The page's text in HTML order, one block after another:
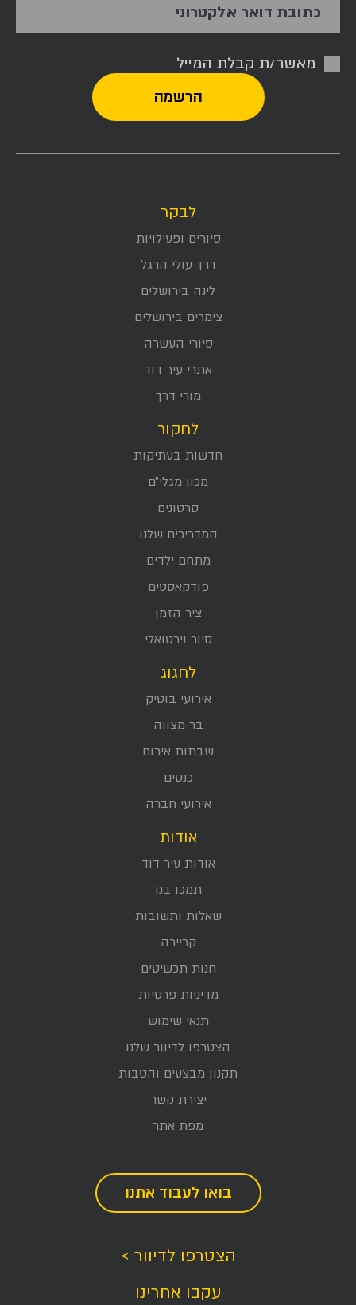
כתובת דואר אלקטרוני
מאשר/ת קבלת המייל
לבקר
סיורים ופעילויות
דרך עולי הרגל
לינה בירושלים
צימרים בירושלים
סיורי העשרה
אתרי עיר דוד
מורי דרך
לחקור
חדשות בעתיקות
מכון מגלי״ם
סרטונים
המדריכים שלנו
מתחם ילדים
פודקאסטים
ציר הזמן
סיור וירטואלי
לחגוג
אירועי בוטיק
בר מצווה
שבתות אירוח
כנסים
אירועי חברה
אודות
אודות עיר דוד
תמכו בנו
שאלות ותשובות
קריירה
חנות תכשיטים
מדיניות פרטיות
תנאי שימוש
הצטרפו לדיוור שלנו
תקנון מבצעים והטבות
יצירת קשר
מפת אתר
בואו לעבוד אתנו
הצטרפו לדיוור >
עקבו אחרינו